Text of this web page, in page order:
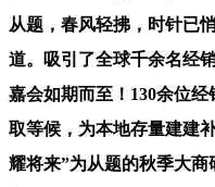
从题，春风轻拂，时针已
道。吸引了全球千余名经
嘉会如期而至！130余位
取等候，为本地存量建建
耀将来”为从题的秋季大